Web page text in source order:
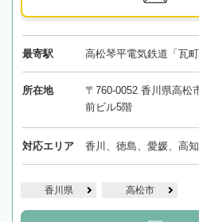
最寄駅 高松琴平電気鉄道「瓦
所在地
〒760-0052 香川県高松
前ビル5階
対応エリア 香川、徳島、愛媛、高知
香川県 高松市